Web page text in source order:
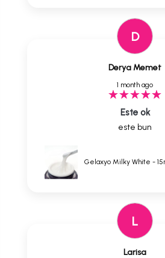
D
Derya Memet
1 month ago
Este ok
este bun
Gelaxyo Milky White -
L
Larisa